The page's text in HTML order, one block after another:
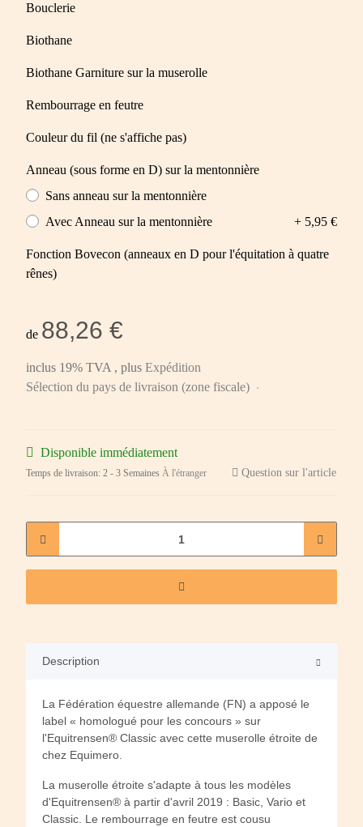
Bouclerie
Biothane
Biothane Garniture sur la muserolle
Rembourrage en feutre
Couleur du fil (ne s'affiche pas)
Anneau (sous forme en D) sur la mentonnière
Sans anneau sur la mentonnière
Avec Anneau sur la mentonnière
+ 5,95 €
Fonction Bovecon (anneaux en D pour l'équitation à quatre
rênes)
de 88,26 €
inclus 19% TVA , plus Expédition
Sélection du pays de livraison (zone fiscale)
Disponible immédiatement
Temps de livraison: 2 - 3 Semaines À l'étranger Question sur l'article
Description
La Fédération équestre allemande (FN) a apposé le
label « homologué pour les concours » sur
l'Equitrensen® Classic avec cette muserolle étroite de
chez Equimero.
La muserolle étroite s'adapte à tous les modèles
d'Equitrensen® à partir d'avril 2019 : Basic, Vario et
Classic. Le rembourrage en feutre est cousu